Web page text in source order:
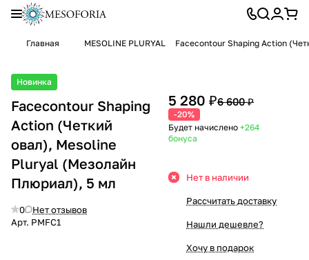
Главная MESOLINE PLURYAL Facecontour Shaping Action
Новинка
Facecontour Shaping
Action (Четкий
овал), Mesoline
Pluryal (Мезолайн
Плюриал), 5 мл
0
Нет отзывов
Арт. PMFC1
5 280 ₽6 600 ₽
-20%
Будет начислено +264
бонуса
Нет в наличии
Рассчитать доставку
Нашли дешевле?
Хочу в подарок